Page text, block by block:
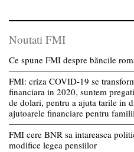
Noutati FMI
Ce spune FMI despre băncile
FMI: criza COVID-19 se
financiara in 2020, suntem
de dolari, pentru a ajuta tarile in
ajutoarele financiare pentru
FMI cere BNR sa intareasca
modifice legea pensiilor